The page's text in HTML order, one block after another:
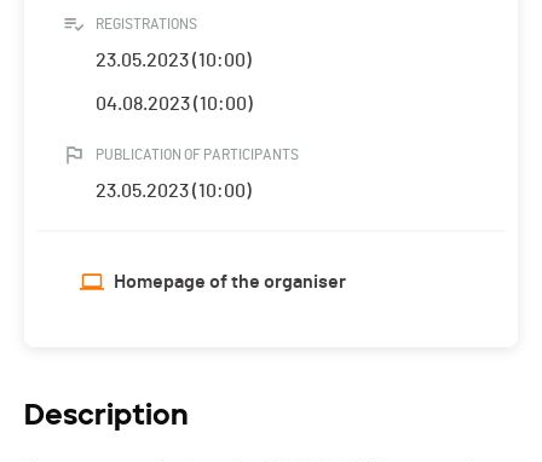
REGISTRATIONS
23.05.2023 (10:00)
04.08.2023 (10:00)
PUBLICATION OF PARTICIPANTS
23.05.2023 (10:00)
Homepage of the organiser
Description